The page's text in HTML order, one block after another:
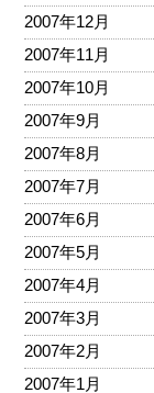
2007年12月
2007年11月
2007年10月
2007年9月
2007年8月
2007年7月
2007年6月
2007年5月
2007年4月
2007年3月
2007年2月
2007年1月